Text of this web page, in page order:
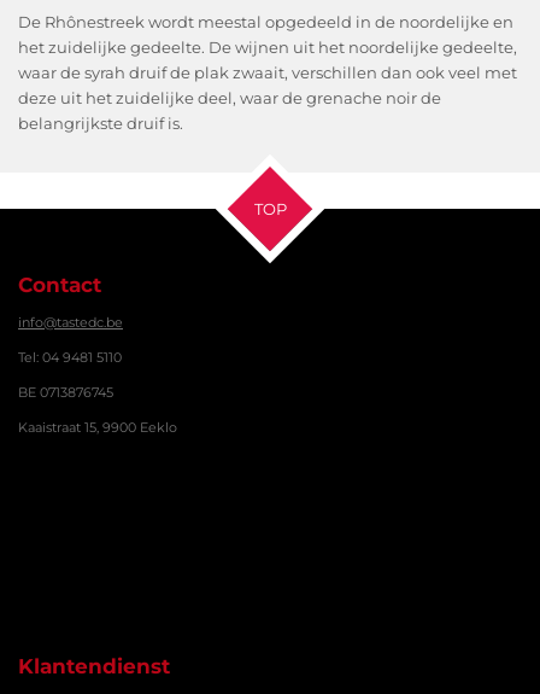
De Rhônestreek wordt meestal opgedeeld in de noordelijke en
het zuidelijke gedeelte. De wijnen uit het noordelijke gedeelte,
waar de syrah druif de plak zwaait, verschillen dan ook veel met
deze uit het zuidelijke deel, waar de grenache noir de
belangrijkste druif is.
TOP
Contact
info@tastedc.be
Tel: 04 9481 5110
BE 0713876745
Kaaistraat 15, 9900 Eeklo
Klantendienst